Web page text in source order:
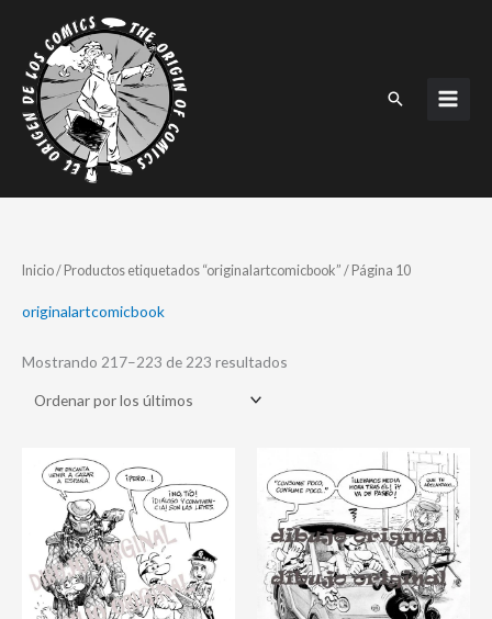
contenido
Buscar
Inicio/ Productos etiquetados “originalartcomicbook” / Página 10
originalartcomicbook
Mostrando 217–223 de 223 resultados
Ordenado
por